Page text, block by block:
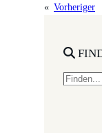
« Vorheriger
S